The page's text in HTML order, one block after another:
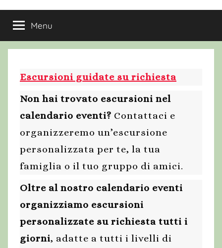
Menu
Escursioni guidate su richiesta
Non hai trovato escursioni nel
calendario eventi? Contattaci e
organizzeremo un’escursione
personalizzata per te, la tua
famiglia o il tuo gruppo di amici.
Oltre al nostro calendario eventi
organizziamo escursioni
personalizzate su richiesta tutti i
giorni, adatte a tutti i livelli di